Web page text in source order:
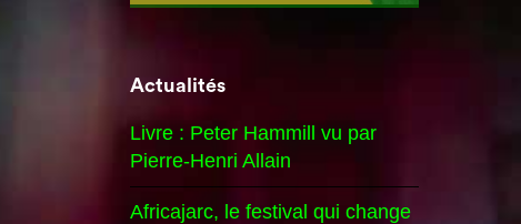
Actualités
Livre : Peter Hammill vu par
Pierre-Henri Allain
Africajarc, le festival qui change